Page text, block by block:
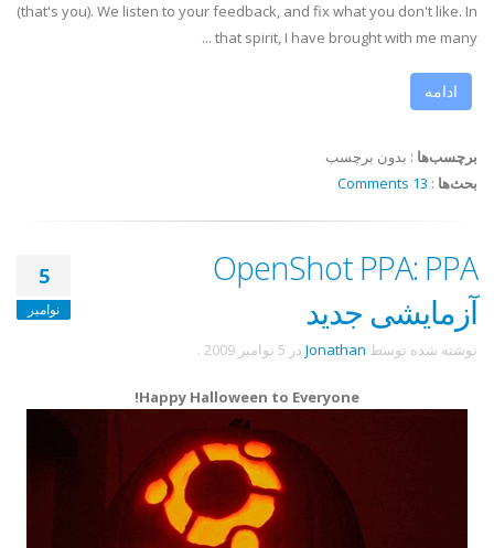
(that's you). We listen to your feedback, and fix what you don't like. In
that spirit, I have brought with me many ...
ادامه
برچسب‌ها : بدون برچسب
بحث‌ها :
13 Comments
5
نوامبر
OpenShot PPA: PPA
آزمایشی جدید
نوشته شده توسط Jonathan در 5 نوامبر 2009 .
Happy Halloween to Everyone!